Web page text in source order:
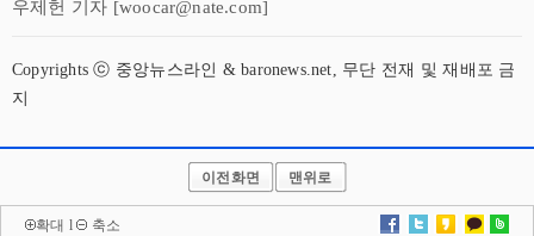
우제헌 기자 [woocar@nate.com]
Copyrights ⓒ 중앙뉴스라인 & baronews.net, 무단 전재 및 재배포 금
지
이전화면 맨위로
확대 l 축소